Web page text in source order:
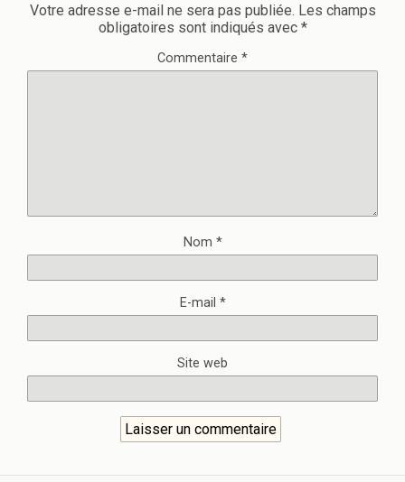
Votre adresse e-mail ne sera pas publiée. Les champs
obligatoires sont indiqués avec *
Commentaire *
Nom *
E-mail *
Site web